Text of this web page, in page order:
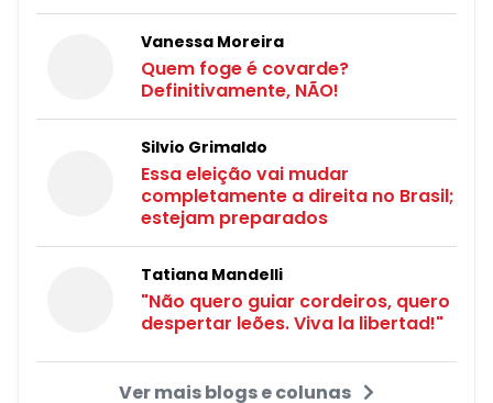
Vanessa Moreira
Quem foge é covarde?
Definitivamente, NÃO!
Silvio Grimaldo
Essa eleição vai mudar
completamente a direita no Brasil;
estejam preparados
Tatiana Mandelli
"Não quero guiar cordeiros, quero
despertar leões. Viva la libertad!"
Ver mais blogs e colunas